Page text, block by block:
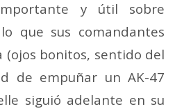
y útil sobre
que sus comandantes
(ojos bonitos, sentido del
de empuñar un AK-47
siguió adelante en su